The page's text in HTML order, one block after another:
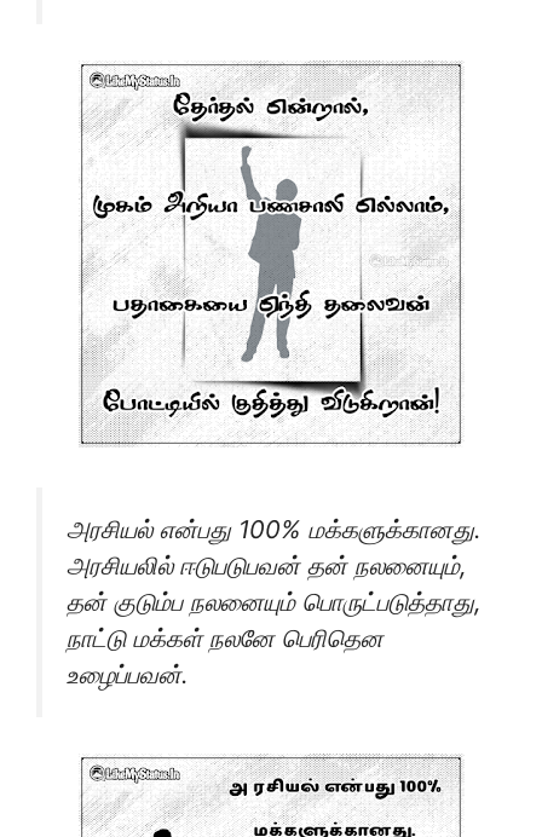
அரசியல் என்பது 100% மக்களுக்கானது.
அரசியலில் ஈடுபடுபவன் தன் நலனையும்,
தன் குடும்ப நலனையும் பொருட்படுத்தாது,
நாட்டு மக்கள் நலனே பெரிதென
உழைப்பவன்.